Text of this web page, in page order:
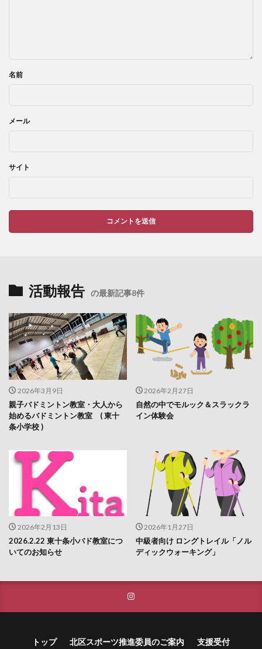
名前
メール
サイト
活動報告 の最新記事8件
2026年3月9日
親子バドミントン教室・大人から
始めるバドミントン教室 ( 東十
条小学校 )
2026年2月27日
自然の中でモルック＆スラックラ
イン体験会
2026年2月13日
2026.2.22 東十条小バド教室につ
いてのお知らせ
2026年1月27日
中級者向け ロングトレイル「ノル
ディックウォーキング」
トップ 北区スポーツ推進委員のご案内 支援受付